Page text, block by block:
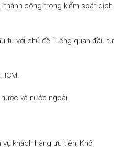
thành công trong kiểm soát dịch
tư với chủ đề “Tổng quan đầu tư
và nước ngoài.
vụ khách hàng ưu tiên, Khối